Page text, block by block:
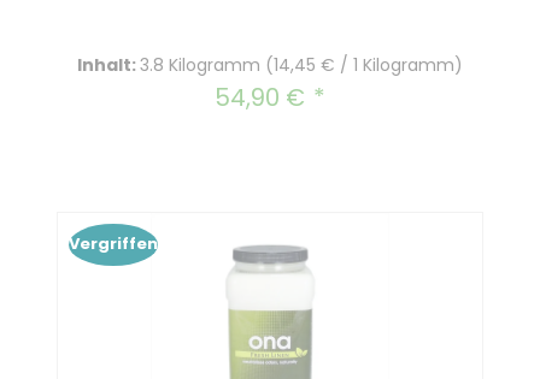
Inhalt:3.8 Kilogramm (14,45 € / 1 Kilogramm)
Regulärer Preis:
54,90 €
Vergriffen